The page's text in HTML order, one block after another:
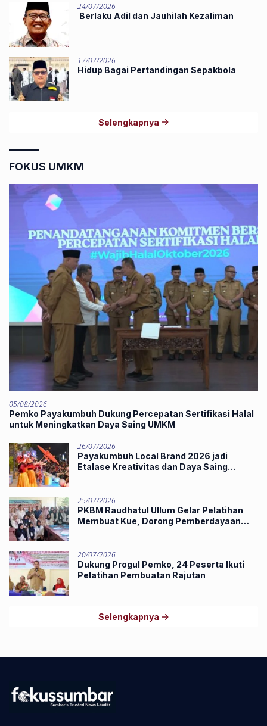
24/07/2026
Berlaku Adil dan Jauhilah Kezaliman
17/07/2026
Hidup Bagai Pertandingan Sepakbola
Selengkapnya
FOKUS UMKM
05/08/2026
Pemko Payakumbuh Dukung Percepatan Sertifikasi Halal
untuk Meningkatkan Daya Saing UMKM
26/07/2026
Payakumbuh Local Brand 2026 jadi
Etalase Kreativitas dan Daya Saing
25/07/2026
PKBM Raudhatul Ullum Gelar Pelatihan
Membuat Kue, Dorong Pemberdayaan
20/07/2026
Dukung Progul Pemko, 24 Peserta Ikuti
Pelatihan Pembuatan Rajutan
Selengkapnya